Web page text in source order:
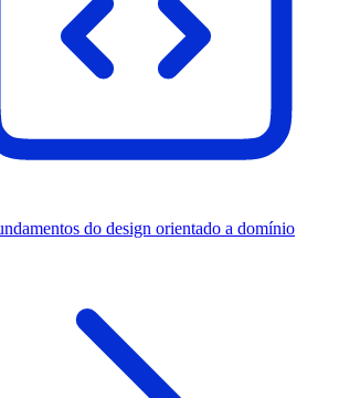
do design orientado a domínio